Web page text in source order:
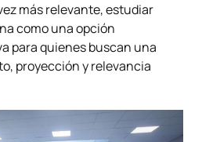
más relevante, estudiar
como una opción
para quienes buscan una
proyección y relevancia